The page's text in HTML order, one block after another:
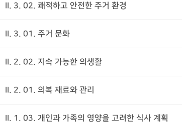
II. 3. 02. 쾌적하고 안전한 주거 환경
II. 3. 01. 주거 문화
II. 2. 02. 지속 가능한 의생활
II. 2. 01. 의복 재료와 관리
II. 1. 03. 개인과 가족의 영양을 고려한 식사 계획